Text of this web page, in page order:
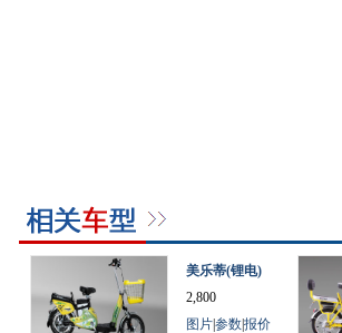
美乐蒂(锂电)
2,800
图片参数报价